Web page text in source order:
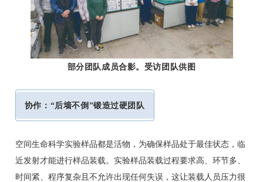
部分团队成员合影。受访团队供图
协作：“后墙不倒”锻造过硬团队
空间生命科学实验样品都是活物，为确保样品处于最佳状态，临
近发射才能进行样品装载。实验样品装载过程要求高、环节多、
时间紧、程序复杂且不允许出现任何失误，这让装载人员压力很